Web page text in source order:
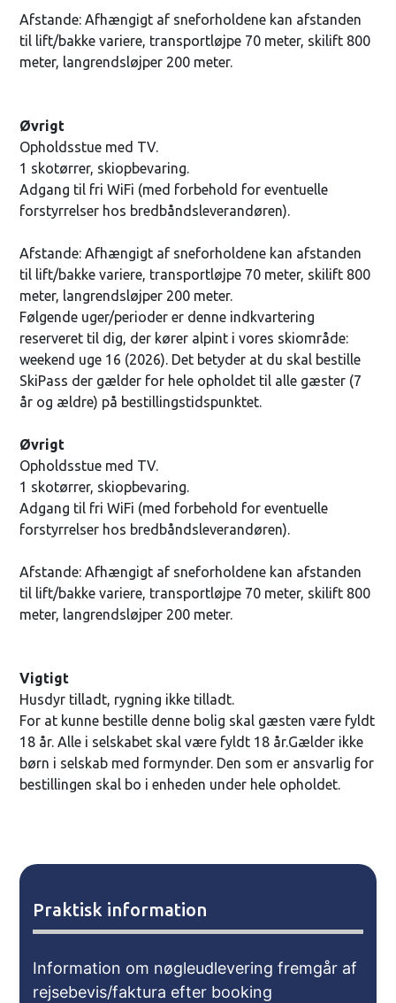
Afstande: Afhængigt af sneforholdene kan afstanden
til lift/bakke variere, transportløjpe 70 meter, skilift 800
meter, langrendsløjper 200 meter.
Øvrigt
Opholdsstue med TV.
1 skotørrer, skiopbevaring.
Adgang til fri WiFi (med forbehold for eventuelle
forstyrrelser hos bredbåndsleverandøren).
Afstande: Afhængigt af sneforholdene kan afstanden
til lift/bakke variere, transportløjpe 70 meter, skilift 800
meter, langrendsløjper 200 meter.
Følgende uger/perioder er denne indkvartering
reserveret til dig, der kører alpint i vores skiområde:
weekend uge 16 (2026). Det betyder at du skal bestille
SkiPass der gælder for hele opholdet til alle gæster (7
år og ældre) på bestillingstidspunktet.
Øvrigt
Opholdsstue med TV.
1 skotørrer, skiopbevaring.
Adgang til fri WiFi (med forbehold for eventuelle
forstyrrelser hos bredbåndsleverandøren).
Afstande: Afhængigt af sneforholdene kan afstanden
til lift/bakke variere, transportløjpe 70 meter, skilift 800
meter, langrendsløjper 200 meter.
Vigtigt
Husdyr tilladt, rygning ikke tilladt.
For at kunne bestille denne bolig skal gæsten være fyldt
18 år. Alle i selskabet skal være fyldt 18 år.Gælder ikke
børn i selskab med formynder. Den som er ansvarlig for
bestillingen skal bo i enheden under hele opholdet.
Praktisk information
Information om nøgleudlevering fremgår af
rejsebevis/faktura efter booking